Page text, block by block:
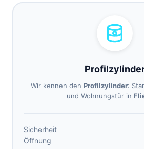
Wir kennen den Profilzylinder:
und Wohnungstür in
Sicherheit
Öffnung